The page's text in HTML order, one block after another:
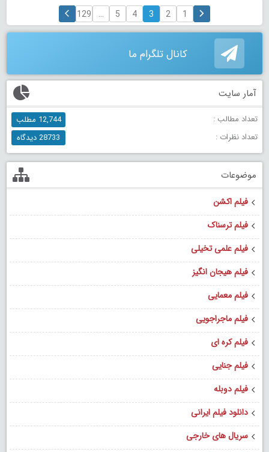
1
2
3
4
5
…
129
کانال تلگرام ما
آمار سایت
تعداد مطالب :
12,744 مطلب
تعداد نظرات :
28733 دیدگاه
موضوعات
فیلم اکشن
فیلم ترسناک
فیلم علمی تخیلی
فیلم هیجان انگیز
فیلم معمایی
فیلم ماجراجویی
فیلم کره ای
فیلم جنایی
فیلم دوبله
دانلود فیلم ایرانی
سریال های خارجی